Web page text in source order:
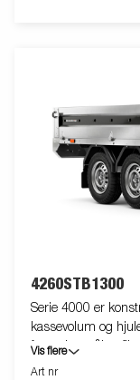
4260STB1300
Serie 4000 er
kassevolum og
forsterket stålprofil
bruker en
Vis flere
Art nr